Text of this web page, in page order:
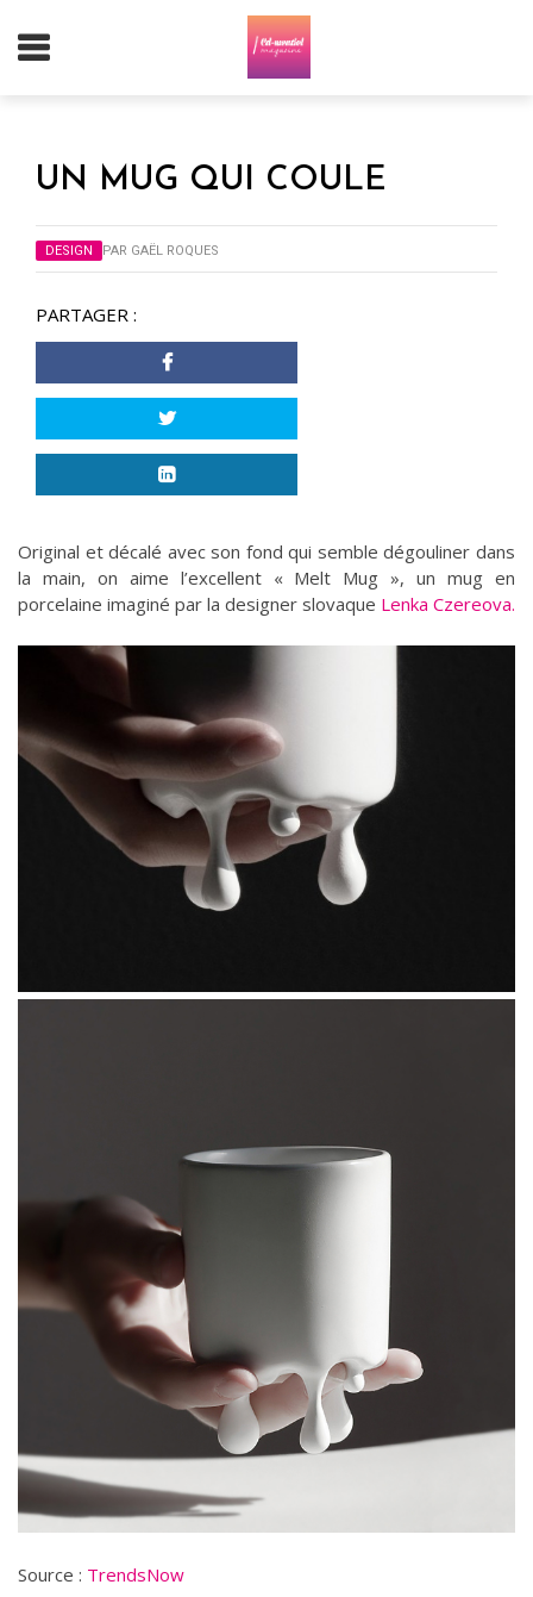
UN MUG QUI COULE
DESIGN PAR GAËL ROQUES
PARTAGER :
Original et décalé avec son fond qui semble dégouliner dans
la main, on aime l’excellent « Melt Mug », un mug en
porcelaine imaginé par la designer slovaque Lenka Czereova.
Source : TrendsNow